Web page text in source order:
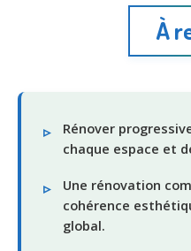
À
Rénover
chaque espace et
Une rénovation
cohérence
global.